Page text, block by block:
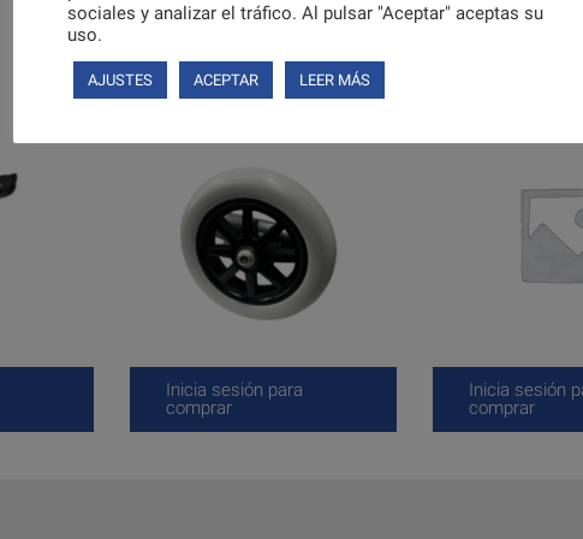
Inicia sesión para
comprar
Inicia sesión
comprar
sociales y analizar el tráfico. Al pulsar "Aceptar" aceptas su
uso.
AJUSTES ACEPTAR LEER MÁS